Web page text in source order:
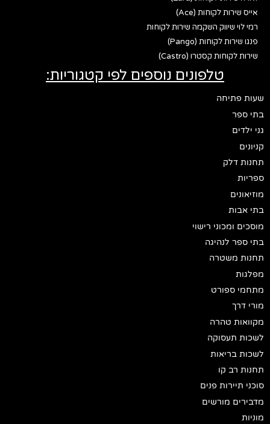
אייס שירות לקוחות (Ace)
רמי לוי שיווק השקמה שירות לקוחות
פנגו שירות לקוחות (Pango)
שירות לקוחות קסטרו (Castro)
טלפונים נוספים לפי קטגוריות:
שעות פתיחה
בתי ספר
גני ילדים
קניונים
תחנות דלק
ספריות
מוזיאונים
בתי אבות
מוסכים ומכוני רישוי
בתי ספר לנהיגה
תחנות משטרה
מפלגות
מתחמי ספורט
מורי דרך
מקוואות טהרה
לשכות תעסוקה
לשכות בריאות
תחנות רב קו
סוכני תיירות פנים
מדבירים מורשים
מוניות